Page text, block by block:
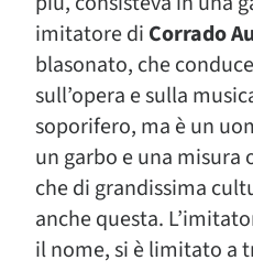
imitatore di Corrado
blasonato, che
sull’opera e sulla
soporifero, ma è un
un garbo e una misura
che di grandissima
anche questa.
il nome, si è limitato a